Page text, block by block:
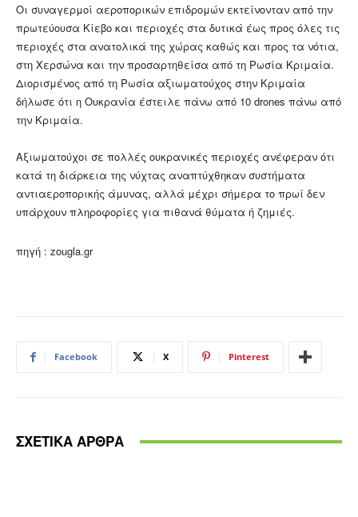
Οι συναγερμοί αεροπορικών επιδρομών εκτείνονταν από την
πρωτεύουσα Κίεβο και περιοχές στα δυτικά έως προς όλες τις
περιοχές στα ανατολικά της χώρας καθώς και προς τα νότια,
στη Χερσώνα και την προσαρτηθείσα από τη Ρωσία Κριμαία.
Διορισμένος από τη Ρωσία αξιωματούχος στην Κριμαία
δήλωσε ότι η Ουκρανία έστειλε πάνω από 10 drones πάνω από
την Κριμαία.
Αξιωματούχοι σε πολλές ουκρανικές περιοχές ανέφεραν ότι
κατά τη διάρκεια της νύχτας αναπτύχθηκαν συστήματα
αντιαεροπορικής άμυνας, αλλά μέχρι σήμερα το πρωί δεν
υπάρχουν πληροφορίες για πιθανά θύματα ή ζημιές.
πηγή : zougla.gr
Facebook X Pinterest
ΣΧΕΤΙΚΑ ΑΡΘΡΑ